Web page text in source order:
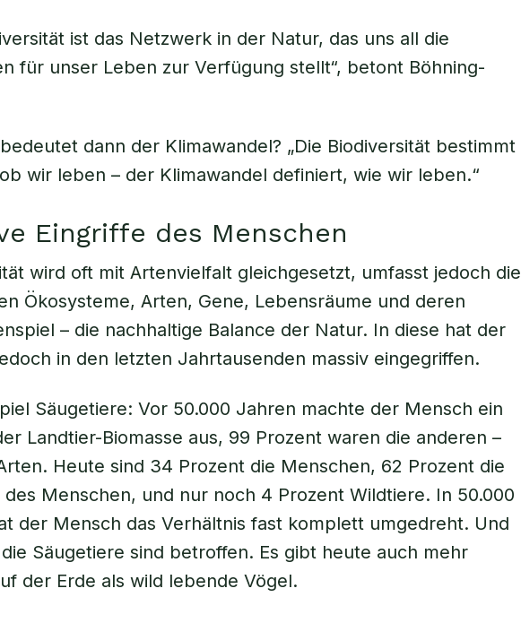
ist das Netzwerk in der Natur, das uns all die
für unser Leben zur Verfügung stellt“, betont Böhning-
dann der Klimawandel? „Die Biodiversität bestimmt
wir leben – der Klimawandel definiert, wie wir leben.“
Eingriffe des Menschen
wird oft mit Artenvielfalt gleichgesetzt, umfasst jedoch die
Ökosysteme, Arten, Gene, Lebensräume und deren
– die nachhaltige Balance der Natur. In diese hat der
in den letzten Jahrtausenden massiv eingegriffen.
Säugetiere: Vor 50.000 Jahren machte der Mensch ein
Landtier-Biomasse aus, 99 Prozent waren die anderen –
Heute sind 34 Prozent die Menschen, 62 Prozent die
Menschen, und nur noch 4 Prozent Wildtiere. In 50.000
der Mensch das Verhältnis fast komplett umgedreht. Und
Säugetiere sind betroffen. Es gibt heute auch mehr
der Erde als wild lebende Vögel.